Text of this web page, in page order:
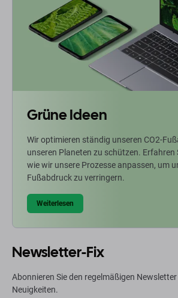
Grüne Ideen
Wir optimieren ständig unseren CO2-
unseren Planeten zu schützen. Erfahren
wie wir unsere Prozesse anpassen, um
Fußabdruck zu verringern.
Weiterlesen
Newsletter-Fix
Abonnieren Sie den regelmäßigen
Neuigkeiten.